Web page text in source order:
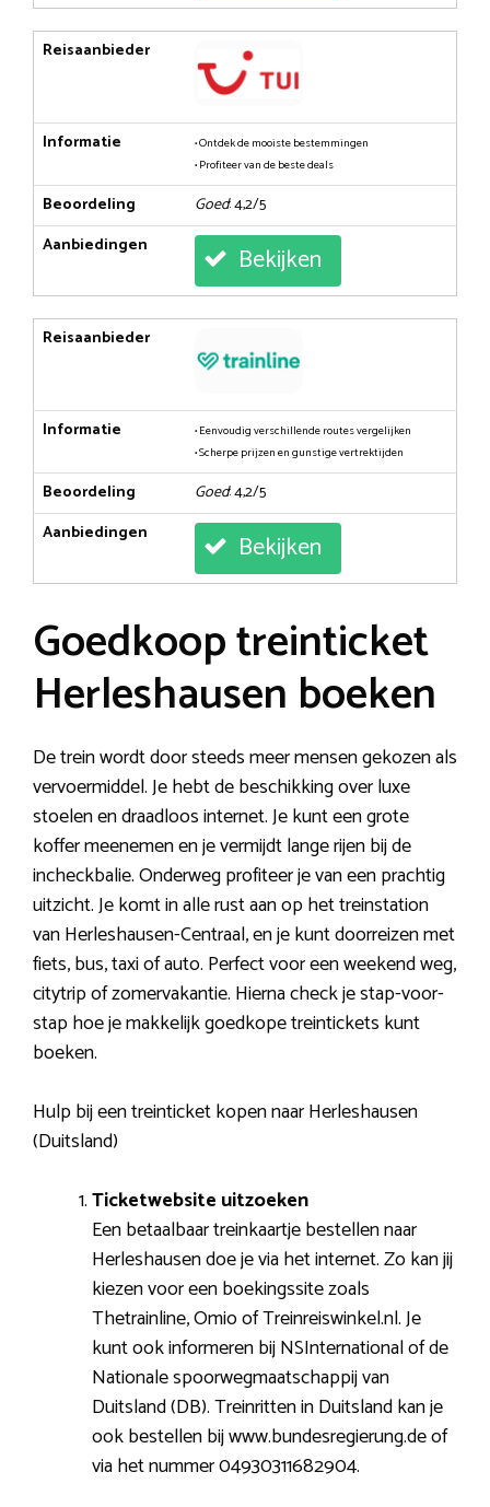
Reisaanbieder
Informatie
• Ontdek de mooiste bestemmingen
• Profiteer van de beste deals
Beoordeling Goed: 4,2/5
Aanbiedingen
Bekijken
Reisaanbieder
Informatie
• Eenvoudig verschillende routes vergelijken
• Scherpe prijzen en gunstige vertrektijden
Beoordeling Goed: 4,2/5
Aanbiedingen
Bekijken
Goedkoop treinticket
Herleshausen boeken
De trein wordt door steeds meer mensen gekozen als
vervoermiddel. Je hebt de beschikking over luxe
stoelen en draadloos internet. Je kunt een grote
koffer meenemen en je vermijdt lange rijen bij de
incheckbalie. Onderweg profiteer je van een prachtig
uitzicht. Je komt in alle rust aan op het treinstation
van Herleshausen-Centraal, en je kunt doorreizen met
fiets, bus, taxi of auto. Perfect voor een weekend weg,
citytrip of zomervakantie. Hierna check je stap-voor-
stap hoe je makkelijk goedkope treintickets kunt
boeken.
Hulp bij een treinticket kopen naar Herleshausen
(Duitsland)
Ticketwebsite uitzoeken
Een betaalbaar treinkaartje bestellen naar
Herleshausen doe je via het internet. Zo kan jij
kiezen voor een boekingssite zoals
Thetrainline, Omio of Treinreiswinkel.nl. Je
kunt ook informeren bij NSInternational of de
Nationale spoorwegmaatschappij van
Duitsland (DB). Treinritten in Duitsland kan je
ook bestellen bij www.bundesregierung.de of
via het nummer 04930311682904.